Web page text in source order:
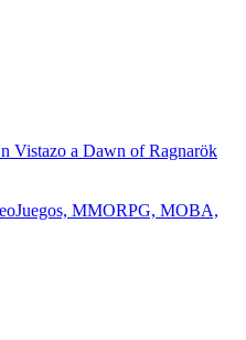
Vistazo a Dawn of Ragnarök
MMORPG, MOBA,